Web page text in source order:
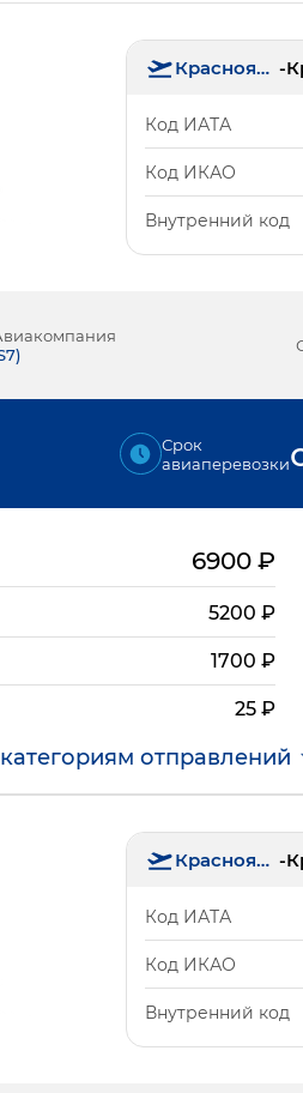
Красноярск -
Код ИАТА
Код ИКАО
Внутренний код
)
Срок
авиаперевозки
6900₽
5200 ₽
1700 ₽
25₽
отправлений
Красноярск -
Код ИАТА
Код ИКАО
Внутренний код